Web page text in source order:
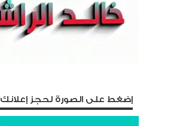
إضغط على الصورة لحجز إعلانك